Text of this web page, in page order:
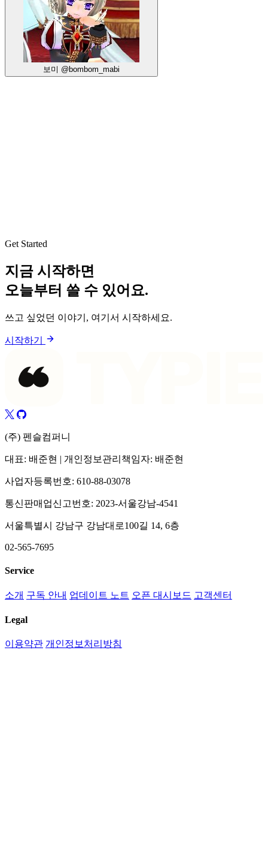
보미 @bombom_mabi
Get Started
지금 시작하면
오늘부터 쓸 수 있어요.
쓰고 싶었던 이야기, 여기서 시작하세요.
시작하기
(주) 펜슬컴퍼니
대표: 배준현 | 개인정보관리책임자: 배준현
사업자등록번호: 610-88-03078
통신판매업신고번호: 2023-서울강남-4541
서울특별시 강남구 강남대로100길 14, 6층
02-565-7695
Service
소개 구독 안내 업데이트 노트 오픈 대시보드 고객센터
Legal
이용약관 개인정보처리방침